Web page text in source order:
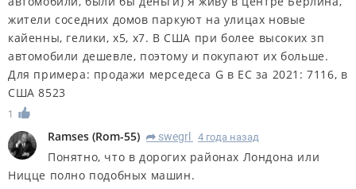
жители соседних домов паркуют на улицах новые
кайенны, гелики, х5, х7. В США при более высоких зп
автомобили дешевле, поэтому и покупают их больше.
Для примера: продажи мерседеса G в ЕС за 2021: 7116, в
США 8523
1
Ramses (Rom-55) R swegrl 4 года назад
Понятно, что в дорогих районах Лондона или
Ницце полно подобных машин.